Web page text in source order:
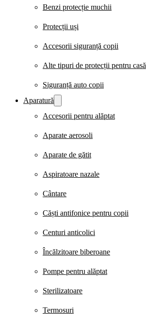
Benzi protecție muchii
Protecții uși
Accesorii siguranță copii
Alte tipuri de protecții pentru casă
Siguranță auto copii
Aparatură
Accesorii pentru alăptat
Aparate aerosoli
Aparate de gătit
Aspiratoare nazale
Cântare
Căști antifonice pentru copii
Centuri anticolici
Încălzitoare biberoane
Pompe pentru alăptat
Sterilizatoare
Termosuri